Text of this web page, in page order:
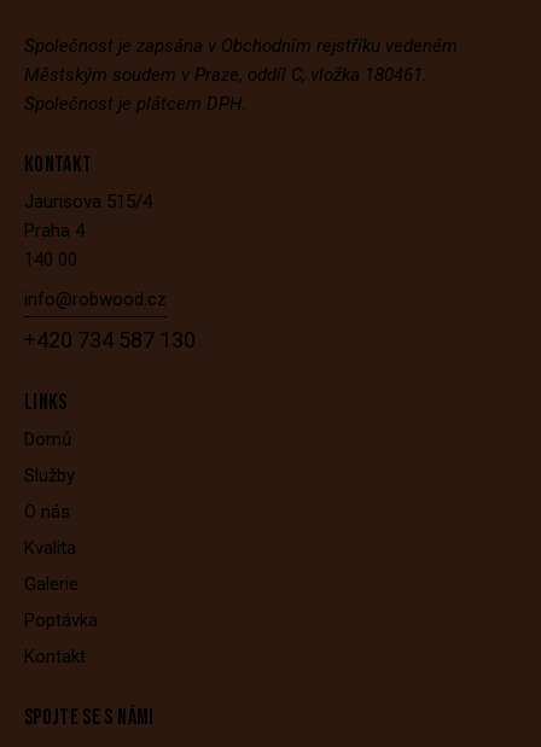
Společnost je zapsána v Obchodním rejstříku vedeném
Městským soudem v Praze, oddíl C, vložka 180461.
Společnost je plátcem DPH.
KONTAKT
Jaurisova 515/4
Praha 4
140 00
info@robwood.cz
+420 734 587 130
LINKS
Domů
Služby
O nás
Kvalita
Galerie
Poptávka
Kontakt
SPOJTE SE S NÁMI